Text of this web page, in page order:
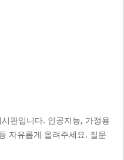
판입니다. 인공지능, 가정용
자유롭게 올려주세요. 질문